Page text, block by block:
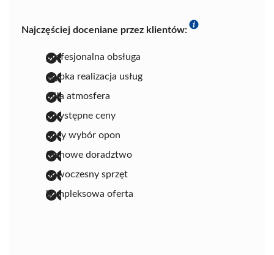
Najczęściej doceniane przez klientów:
profesjonalna obsługa
szybka realizacja usług
miła atmosfera
przystępne ceny
duży wybór opon
fachowe doradztwo
nowoczesny sprzęt
kompleksowa oferta